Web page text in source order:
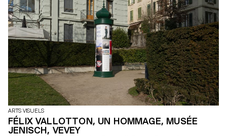
ARTS VISUELS
FÉLIX VALLOTTON, UN HOMMAGE, MUSÉE
JENISCH, VEVEY